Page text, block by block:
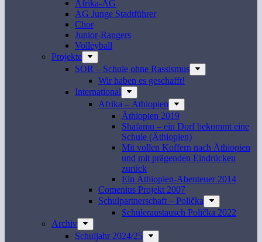
Afrika-AG
AG Junge Stadtführer
Chor
Junior-Rangers
Volleyball
Projekte
SOR – Schule ohne Rassismus
Wir haben es geschafft!
International
Afrika – Äthiopien
Äthiopien 2019
Shafamu – ein Dorf bekommt eine
Schule (Äthiopien)
Mit vollen Koffern nach Äthiopien
und mit prägenden Eindrücken
zurück
Ein Äthiopien-Abenteuer 2014
Comenius Projekt 2007
Schulpartnerschaft – Polička
Schüleraustausch Polička 2022
Archiv
Schuljahr 2024/25